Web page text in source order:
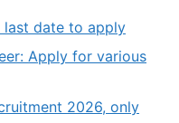
last date to apply
Apply for various
2026, only